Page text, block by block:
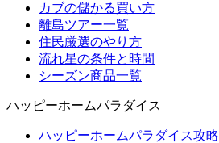
カブの儲かる買い方
離島ツアー一覧
住民厳選のやり方
流れ星の条件と時間
シーズン商品一覧
ハッピーホームパラダイス
ハッピーホームパラダイス攻略